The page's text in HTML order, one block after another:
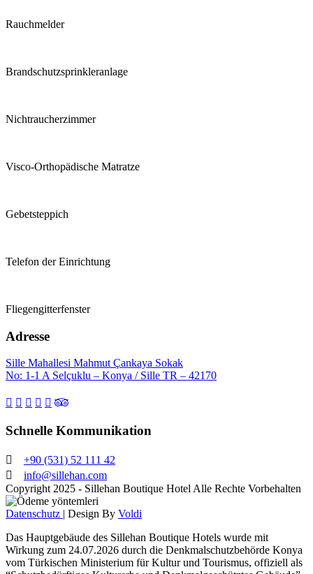
Rauchmelder
Brandschutzsprinkleranlage
Nichtraucherzimmer
Visco-Orthopädische Matratze
Gebetsteppich
Telefon der Einrichtung
Fliegengitterfenster
Adresse
Sille Mahallesi Mahmut Çankaya Sokak
No: 1-1 A Selçuklu – Konya / Sille TR – 42170
Schnelle Kommunikation
+90 (531) 52 111 42
info@sillehan.com
Copyright 2025 - Sillehan Boutique Hotel Alle Rechte Vorbehalten
Datenschutz | Design By Voldi
Das Hauptgebäude des Sillehan Boutique Hotels wurde mit
Wirkung zum 24.07.2026 durch die Denkmalschutzbehörde Konya
vom Türkischen Ministerium für Kultur und Tourismus, offiziell als